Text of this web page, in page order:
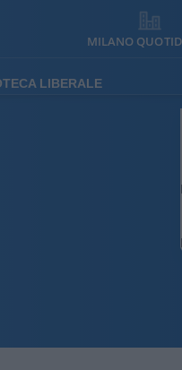
MILANO
LIBERALE